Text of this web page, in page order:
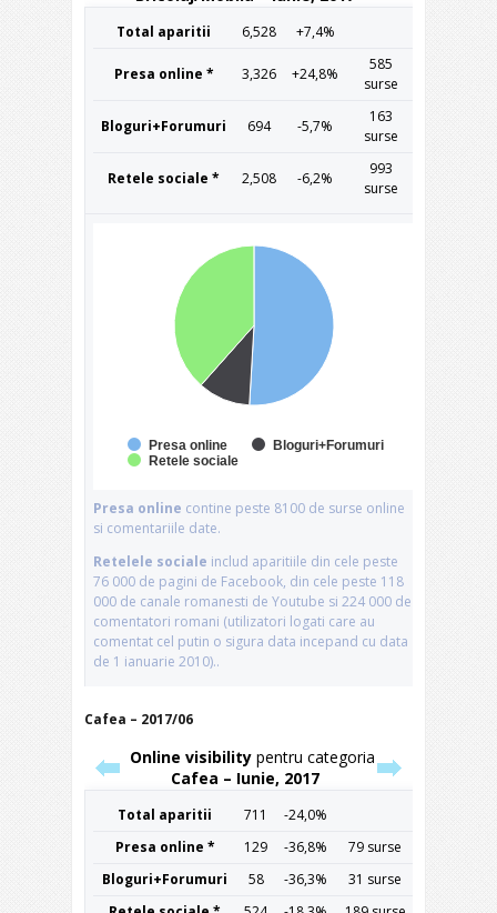
Cafea – 2017/06